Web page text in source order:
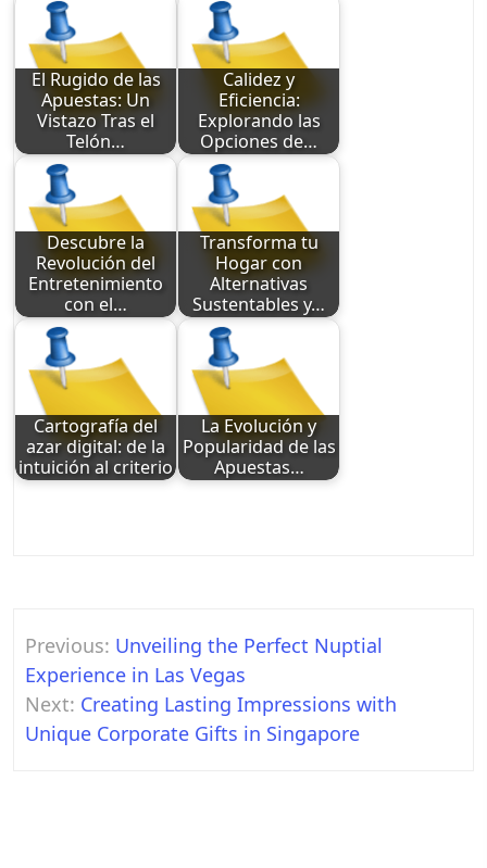
El Rugido de las
Apuestas: Un
Vistazo Tras el
Telón…
Calidez y
Eficiencia:
Explorando las
Opciones de…
Descubre la
Revolución del
Entretenimiento
con el…
Transforma tu
Hogar con
Alternativas
Sustentables y…
Cartografía del
azar digital: de la
intuición al criterio
La Evolución y
Popularidad de las
Apuestas…
Post
navigation
Previous: Unveiling the Perfect Nuptial
Experience in Las Vegas
Next: Creating Lasting Impressions with
Unique Corporate Gifts in Singapore